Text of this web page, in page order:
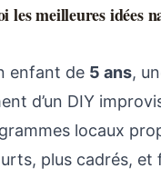
les meilleures idées
enfant de 5 ans,
d’un DIY
locaux
plus cadrés, et